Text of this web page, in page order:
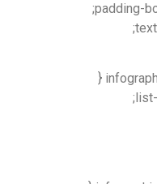
padding-